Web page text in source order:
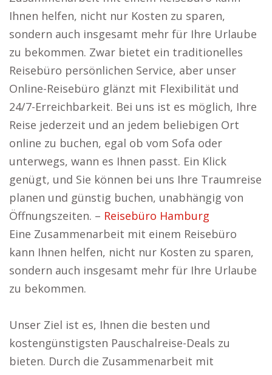
Ihnen helfen, nicht nur Kosten zu sparen,
sondern auch insgesamt mehr für Ihre Urlaube
zu bekommen. Zwar bietet ein traditionelles
Reisebüro persönlichen Service, aber unser
Online-Reisebüro glänzt mit Flexibilität und
24/7-Erreichbarkeit. Bei uns ist es möglich, Ihre
Reise jederzeit und an jedem beliebigen Ort
online zu buchen, egal ob vom Sofa oder
unterwegs, wann es Ihnen passt. Ein Klick
genügt, und Sie können bei uns Ihre Traumreise
planen und günstig buchen, unabhängig von
Öffnungszeiten. – Reisebüro Hamburg
Eine Zusammenarbeit mit einem Reisebüro
kann Ihnen helfen, nicht nur Kosten zu sparen,
sondern auch insgesamt mehr für Ihre Urlaube
zu bekommen.
Unser Ziel ist es, Ihnen die besten und
kostengünstigsten Pauschalreise-Deals zu
bieten. Durch die Zusammenarbeit mit